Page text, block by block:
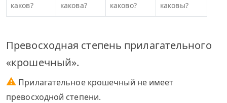
каков? какова? каково? каковы?
Превосходная степень прилагательного
«крошечный».
⚠ Прилагательное крошечный не имеет
превосходной степени.